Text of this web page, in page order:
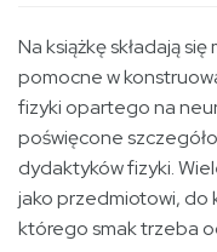
Na książkę składają
pomocne w
fizyki opartego na
poświęcone
dydaktyków fizyki.
jako przedmiotowi, do
którego smak trzeba